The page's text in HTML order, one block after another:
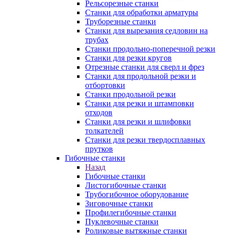
Рельсорезные станки
Станки для обработки арматуры
Труборезные станки
Станки для вырезания седловин на
трубаx
Станки продольно-поперечной резки
Станки для резки кругов
Отрезные станки для сверл и фрез
Станки для продольной резки и
отбортовки
Станки продольной резки
Станки для резки и штамповки
отходов
Станки для резки и шлифовки
толкателей
Станки для резки твердосплавных
прутков
Гибочные станки
Назад
Гибочные станки
Листогибочные станки
Трубогибочное оборудование
Зиговочные станки
Профилегибочные станки
Пуклевочные станки
Роликовые вытяжные станки